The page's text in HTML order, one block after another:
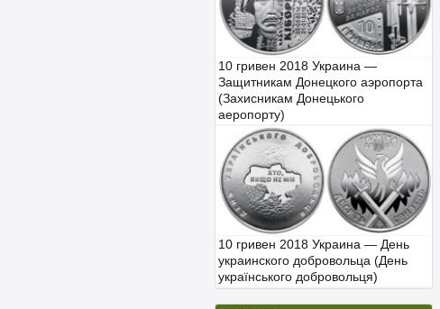
10 гривен 2018 Украина —
Защитникам Донецкого аэропорта
(Захисникам Донецького
аеропорту)
10 гривен 2018 Украина — День
украинского добровольца (День
українського добровольця)